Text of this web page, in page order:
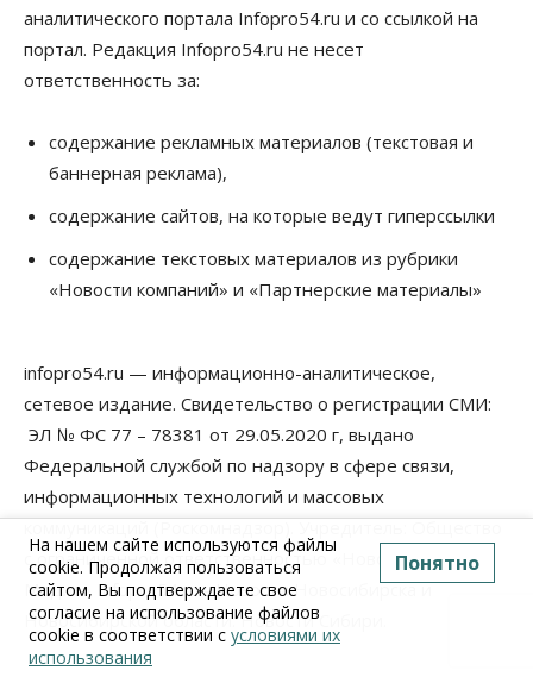
аналитического портала Infopro54.ru и со ссылкой на
портал. Редакция Infopro54.ru не несет
ответственность за:
содержание рекламных материалов (текстовая и
баннерная реклама),
содержание сайтов, на которые ведут гиперссылки
содержание текстовых материалов из рубрики
«Новости компаний» и «Партнерские материалы»
infopro54.ru — информационно-аналитическое,
сетевое издание. Свидетельство о регистрации СМИ:
ЭЛ № ФС 77 – 78381 от 29.05.2020 г, выдано
Федеральной службой по надзору в сфере связи,
информационных технологий и массовых
коммуникаций (Роскомнадзор). Учредитель: Общество
с ограниченной ответственностью «Новосибирск
Медиа» Infopro54.ru - Новости Новосибирска и
Новосибирской области. Новости Сибири.
На нашем сайте используются файлы
cookie. Продолжая пользоваться
сайтом, Вы подтверждаете свое
согласие на использование файлов
cookie в соответствии с условиями их
использования
Понятно